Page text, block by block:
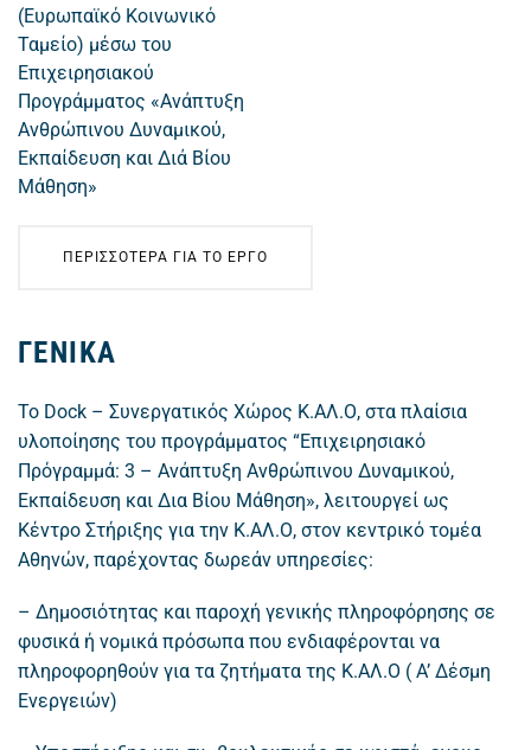
(Ευρωπαϊκό Κοινωνικό
Ταμείο) μέσω του
Επιχειρησιακού
Προγράμματος «Ανάπτυξη
Ανθρώπινου Δυναμικού,
Εκπαίδευση και Διά Βίου
Μάθηση»
ΠΕΡΙΣΣΟΤΕΡΑ ΓΙΑ ΤΟ ΕΡΓΟ
ΓΕΝΙΚΑ
Το Dock – Συνεργατικός Χώρος Κ.ΑΛ.Ο, στα πλαίσια
υλοποίησης του προγράμματος “Επιχειρησιακό
Πρόγραμμά: 3 – Ανάπτυξη Ανθρώπινου Δυναμικού,
Εκπαίδευση και Δια Βίου Μάθηση», λειτουργεί ως
Κέντρο Στήριξης για την Κ.ΑΛ.Ο, στον κεντρικό τομέα
Αθηνών, παρέχοντας δωρεάν υπηρεσίες:
– Δημοσιότητας και παροχή γενικής πληροφόρησης σε
φυσικά ή νομικά πρόσωπα που ενδιαφέρονται να
πληροφορηθούν για τα ζητήματα της Κ.ΑΛ.Ο ( A’ Δέσμη
Ενεργειών)